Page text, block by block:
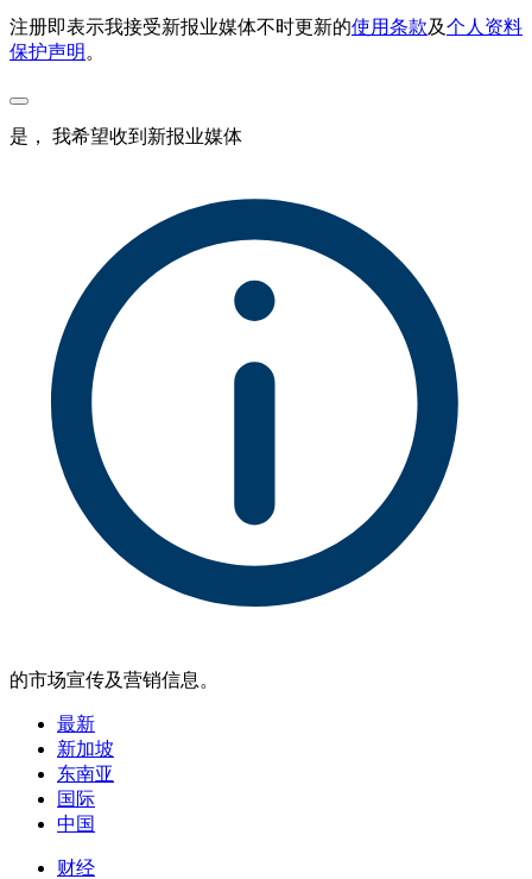
注册即表示我接受新报业媒体不时更新的使用条款及个人资料
保护声明 。
是， 我希望收到新报业媒体
的市场宣传及营销信息。
最新
新加坡
东南亚
国际
中国
财经